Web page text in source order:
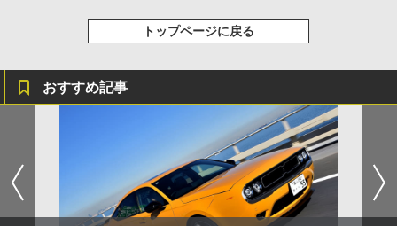
トップページに戻る
おすすめ記事